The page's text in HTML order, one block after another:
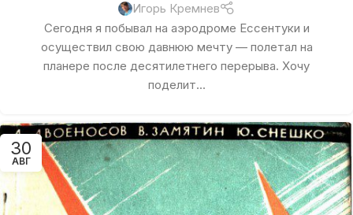
Игорь Кремнев
Сегодня я побывал на аэродроме Ессентуки и
осуществил свою давнюю мечту — полетал на
планере после десятилетнего перерыва. Хочу
поделит...
30
АВГ